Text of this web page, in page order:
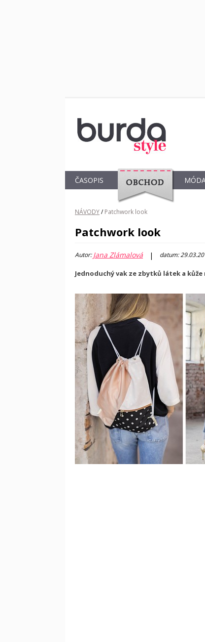
ČASOPIS
OBCHOD
NÁVODY/ Patchwork look
Patchwork look
Autor:Jana Zlámalová | datum:
Jednoduchý vak ze zbytků látek a kůže